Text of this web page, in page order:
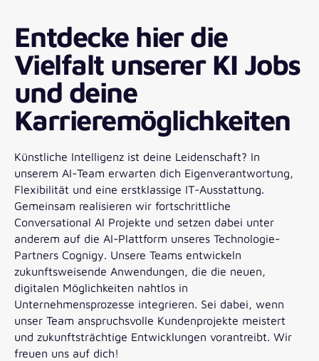
Entdecke hier die
Vielfalt unserer KI Jobs
und deine
Karrieremöglichkeiten
Künstliche Intelligenz ist deine Leidenschaft? In
unserem AI-Team erwarten dich Eigenverantwortung,
Flexibilität und eine erstklassige IT-Ausstattung.
Gemeinsam realisieren wir fortschrittliche
Conversational AI Projekte und setzen dabei unter
anderem auf die AI-Plattform unseres Technologie-
Partners Cognigy. Unsere Teams entwickeln
zukunftsweisende Anwendungen, die die neuen,
digitalen Möglichkeiten nahtlos in
Unternehmensprozesse integrieren. Sei dabei, wenn
unser Team anspruchsvolle Kundenprojekte meistert
und zukunftsträchtige Entwicklungen vorantreibt. Wir
freuen uns auf dich!